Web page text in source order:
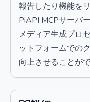
報告したり機能を
PiAPI MCPサーバ
メディア生成プロ
ットフォームでの
向上させることがで